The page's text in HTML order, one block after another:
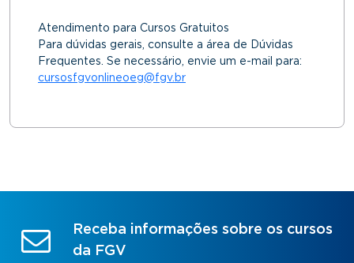
Atendimento para Cursos Gratuitos
Para dúvidas gerais, consulte a área de Dúvidas
Frequentes. Se necessário, envie um e-mail para:
cursosfgvonlineoeg@fgv.br
Receba informações sobre os cursos
da FGV